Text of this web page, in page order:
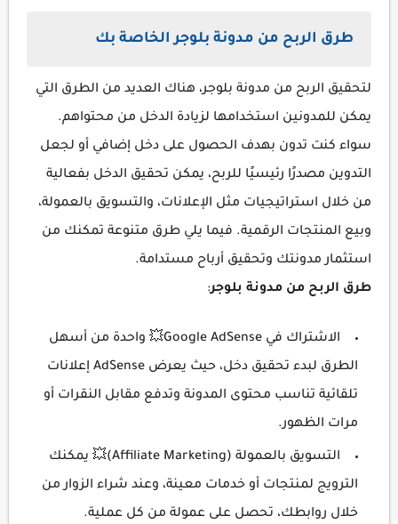
طرق الربح من مدونة بلوجر الخاصة بك
لتحقيق الربح من مدونة بلوجر، هناك العديد من الطرق التي
يمكن للمدونين استخدامها لزيادة الدخل من محتواهم.
سواء كنت تدون بهدف الحصول على دخل إضافي أو لجعل
التدوين مصدرًا رئيسيًا للربح، يمكن تحقيق الدخل بفعالية
من خلال استراتيجيات مثل الإعلانات، والتسويق بالعمولة،
وبيع المنتجات الرقمية. فيما يلي طرق متنوعة تمكنك من
استثمار مدونتك وتحقيق أرباح مستدامة.
طرق الربح من مدونة بلوجر:
الاشتراك في Google AdSense💥 واحدة من أسهل
الطرق لبدء تحقيق دخل، حيث يعرض AdSense إعلانات
تلقائية تناسب محتوى المدونة وتدفع مقابل النقرات أو
مرات الظهور.
التسويق بالعمولة (Affiliate Marketing)💥 يمكنك
الترويج لمنتجات أو خدمات معينة، وعند شراء الزوار من
خلال روابطك، تحصل على عمولة من كل عملية.